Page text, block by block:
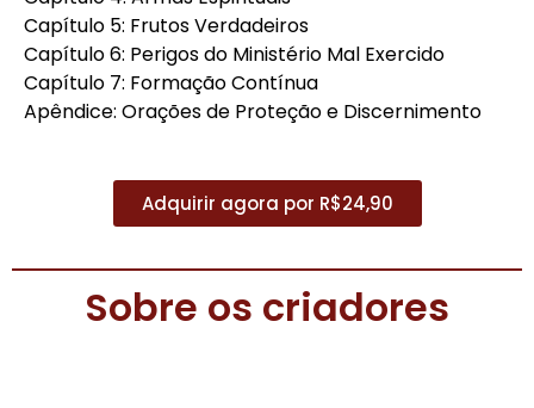
Capítulo 5: Frutos Verdadeiros
Capítulo 6: Perigos do Ministério Mal Exercido
Capítulo 7: Formação Contínua
Apêndice: Orações de Proteção e Discernimento
Adquirir agora por R$24,90
Sobre os criadores